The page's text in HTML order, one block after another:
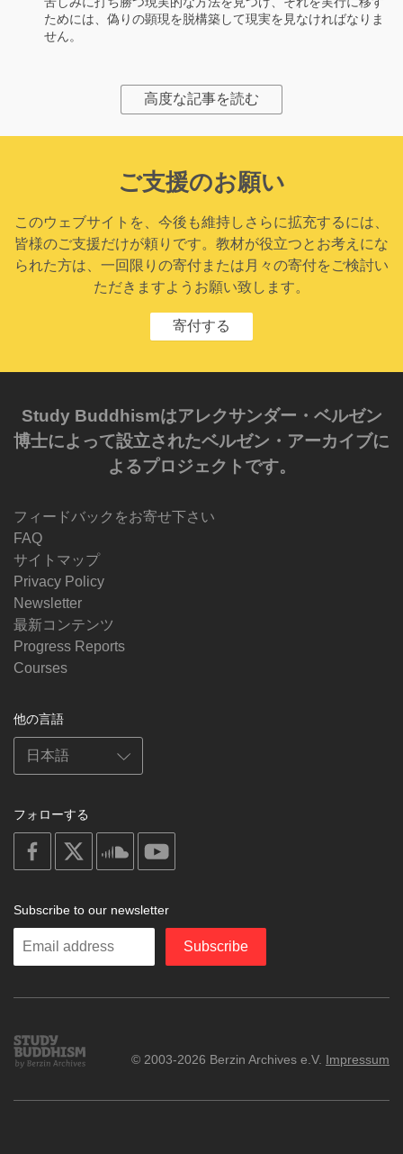
ためには、偽りの顕現を脱構築して現実を見なければなりま
せん。
高度な記事を読む
ご支援のお願い
このウェブサイトを、今後も維持しさらに拡充するには、
皆様のご支援だけが頼りです。教材が役立つとお考えにな
られた方は、一回限りの寄付または月々の寄付をご検討い
ただきますようお願い致します。
寄付する
Study Buddhismはアレクサンダー・ベルゼン
博士によって設立されたベルゼン・アーカイブに
よるプロジェクトです。
フィードバックをお寄せ下さい
FAQ
サイトマップ
Privacy Policy
Newsletter
最新コンテンツ
Progress Reports
Courses
他の言語
フォローする
on
facebook
on
on
soundcloud
Subscribe to our newsletter
Enter
Subscribe
Study
Buddhism
© 2003-2026 Berzin Archives e.V. Impressum